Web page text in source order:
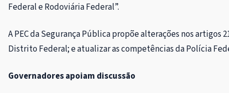
Federal e Rodoviária Federal”.
A PEC da Segurança Pública propõe alterações nos
Distrito Federal; e atualizar as competências da Polícia
Governadores apoiam discussão